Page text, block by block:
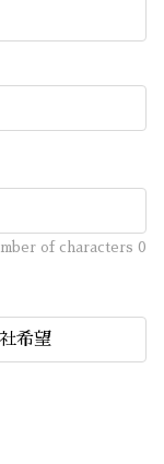
of characters 0
希望